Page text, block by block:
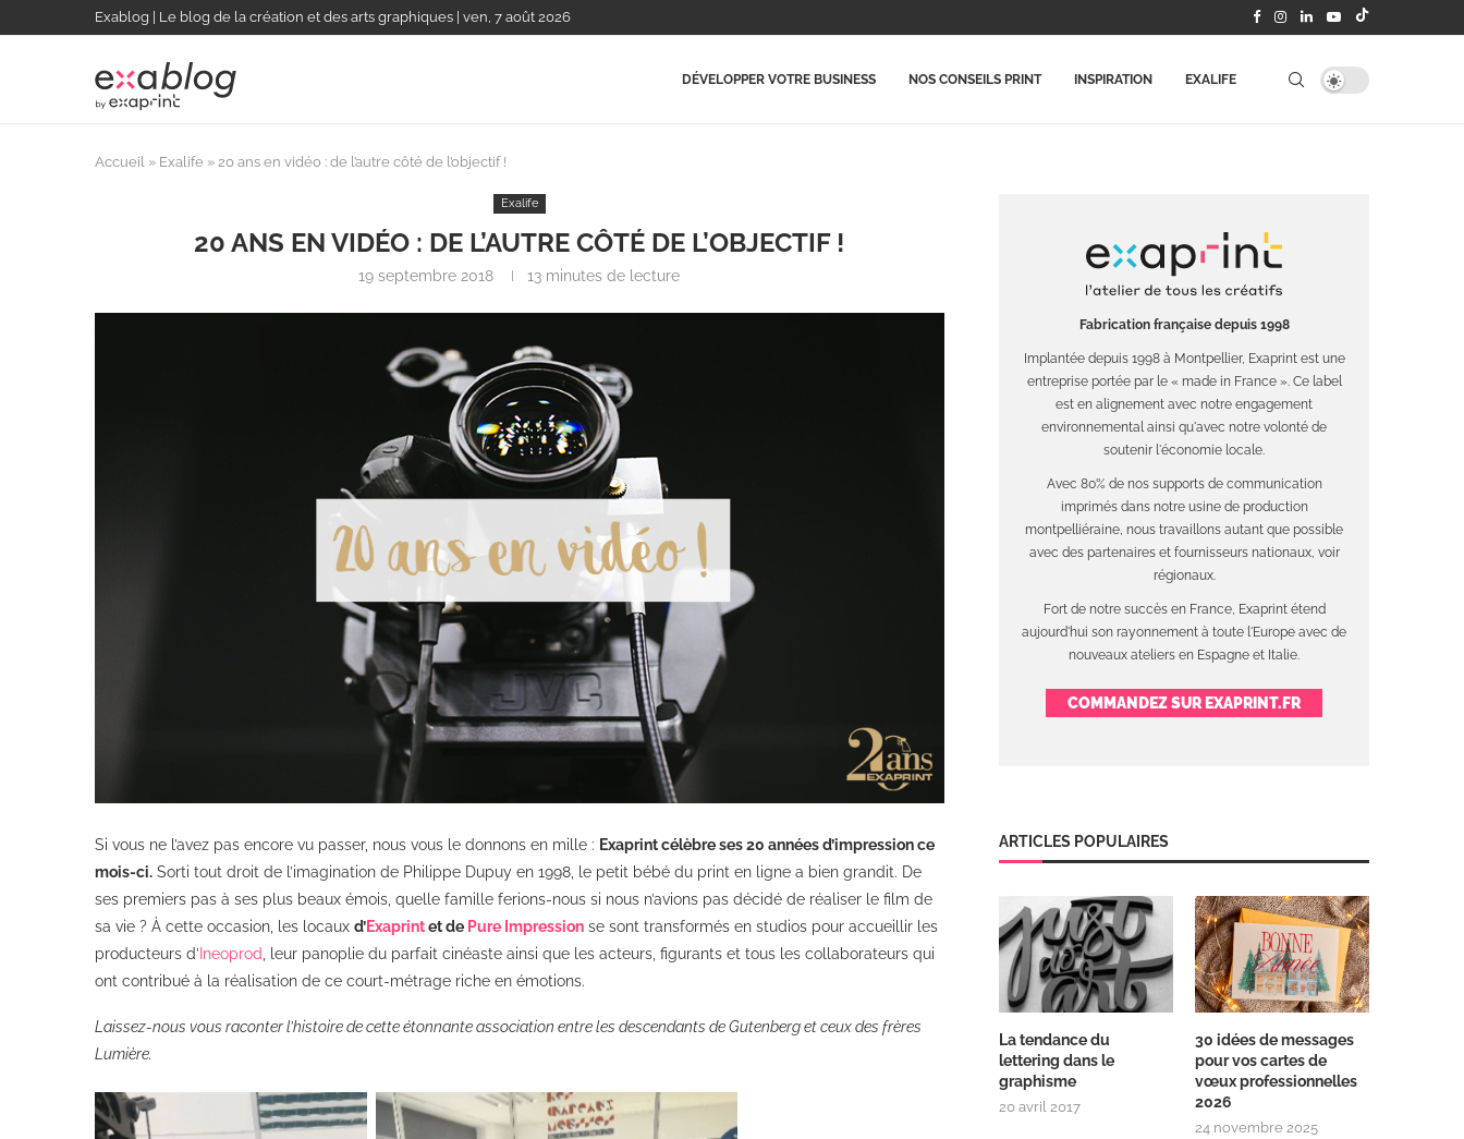
Exablog | Le blog de la création et des arts graphiques | ven, 7 août 2026
DÉVELOPPER VOTRE BUSINESS NOS CONSEILS PRINT INSPIRATION EXALIFE
Accueil » Exalife » 20 ans en vidéo : de l’autre côté de l’objectif !
Exalife
20 ANS EN VIDÉO : DE L’AUTRE CÔTÉ DE L’OBJECTIF !
19 septembre 2018 13 minutes de lecture
Si vous ne l’avez pas encore vu passer, nous vous le donnons en mille : Exaprint célèbre ses 20 années d’impression ce
mois-ci. Sorti tout droit de l’imagination de Philippe Dupuy en 1998, le petit bébé du print en ligne a bien grandit. De
ses premiers pas à ses plus beaux émois, quelle famille ferions-nous si nous n’avions pas décidé de réaliser le film de
sa vie ? À cette occasion, les locaux d’Exaprintet de Pure Impression se sont transformés en studios pour accueillir les
producteurs d’ Ineoprod, leur panoplie du parfait cinéaste ainsi que les acteurs, figurants et tous les collaborateurs qui
ont contribué à la réalisation de ce court-métrage riche en émotions.
Laissez-nous vous raconter l’histoire de cette étonnante association entre les descendants de Gutenberg et ceux des frères
Lumière.
Fabrication française depuis 1998
Implantée depuis 1998 à Montpellier, Exaprint est une
entreprise portée par le « made in France ». Ce label
est en alignement avec notre engagement
environnemental ainsi qu'avec notre volonté de
soutenir l'économie locale.
Avec 80% de nos supports de communication
imprimés dans notre usine de production
montpelliéraine, nous travaillons autant que possible
avec des partenaires et fournisseurs nationaux, voir
régionaux.
Fort de notre succès en France, Exaprint étend
aujourd'hui son rayonnement à toute l'Europe avec de
nouveaux ateliers en Espagne et Italie.
COMMANDEZ SUR EXAPRINT.FR
ARTICLES POPULAIRES
La tendance du
lettering dans le
graphisme
20 avril 2017
30 idées de messages
pour vos cartes de
vœux professionnelles
2026
24 novembre 2025